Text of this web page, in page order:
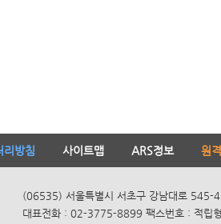
리방침 사이트맵 ARS정보 원
(06535) 서울특별시 서초구 강남대로 545-
대표전화 : 02-3775-8899 팩스번호 : 적립